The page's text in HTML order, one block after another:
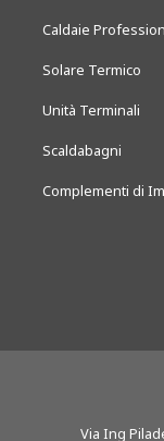
Caldaie
Solare Termico
Unità Terminali
Scaldabagni
Complementi di
Via Ing